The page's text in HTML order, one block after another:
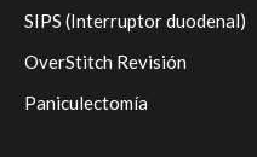
SIPS (Interruptor duodenal)
OverStitch Revisión
Paniculectomía